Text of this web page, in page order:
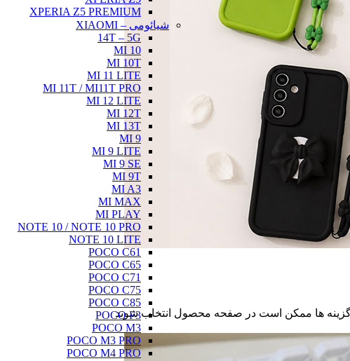
XPERIA Z5 PREMIUM
شیائومی – XIAOMI
14T – 5G
MI 10
MI 10T
MI 11 LITE
MI 11T / MI11T PRO
MI 12 LITE
MI 12T
MI 13T
MI 9
MI 9 LITE
MI 9 SE
MI 9T
MI A3
MI MAX
MI PLAY
NOTE 10 / NOTE 10 PRO
NOTE 10 LITE
POCO C61
POCO C65
POCO C71
POCO C75
POCO C85
POCO F3
POCO M3
POCO M3 PRO
POCO M4 PRO
گزینه ها ممکن است در صفحه محصول انتخاب شوند